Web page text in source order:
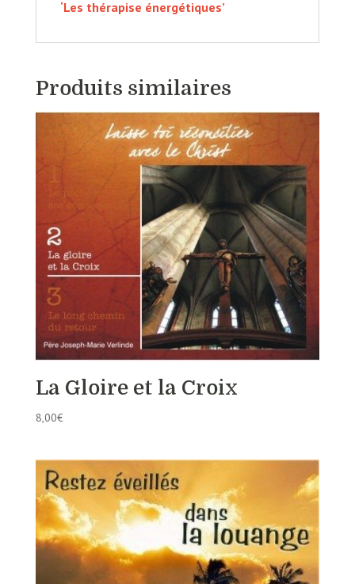
‘Les thérapise énergétiques’
Produits similaires
La Gloire et la Croix
8,00€